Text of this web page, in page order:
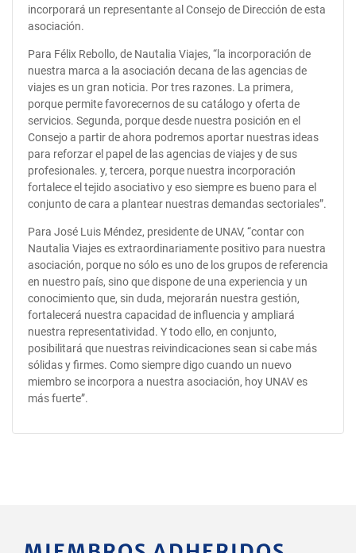
incorporará un representante al Consejo de Dirección de esta
asociación.
Para Félix Rebollo, de Nautalia Viajes, “la incorporación de
nuestra marca a la asociación decana de las agencias de
viajes es un gran noticia. Por tres razones. La primera,
porque permite favorecernos de su catálogo y oferta de
servicios. Segunda, porque desde nuestra posición en el
Consejo a partir de ahora podremos aportar nuestras ideas
para reforzar el papel de las agencias de viajes y de sus
profesionales. y, tercera, porque nuestra incorporación
fortalece el tejido asociativo y eso siempre es bueno para el
conjunto de cara a plantear nuestras demandas sectoriales”.
Para José Luis Méndez, presidente de UNAV, “contar con
Nautalia Viajes es extraordinariamente positivo para nuestra
asociación, porque no sólo es uno de los grupos de referencia
en nuestro país, sino que dispone de una experiencia y un
conocimiento que, sin duda, mejorarán nuestra gestión,
fortalecerá nuestra capacidad de influencia y ampliará
nuestra representatividad. Y todo ello, en conjunto,
posibilitará que nuestras reivindicaciones sean si cabe más
sólidas y firmes. Como siempre digo cuando un nuevo
miembro se incorpora a nuestra asociación, hoy UNAV es
más fuerte”.